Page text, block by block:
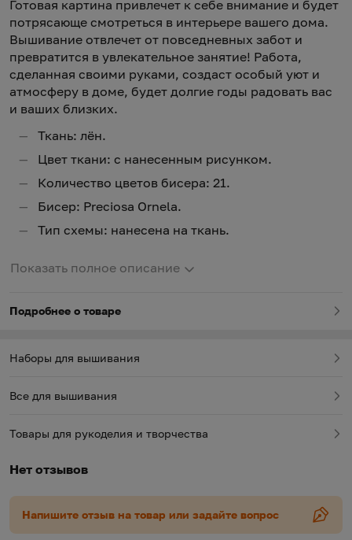
Готовая картина привлечет к себе внимание и будет
потрясающе смотреться в интерьере вашего дома.
Вышивание отвлечет от повседневных забот и
превратится в увлекательное занятие! Работа,
сделанная своими руками, создаст особый уют и
атмосферу в доме, будет долгие годы радовать вас
и ваших близких.
Ткань: лён.
Цвет ткани: с нанесенным рисунком.
Количество цветов бисера: 21.
Бисер: Preciosa Ornela.
Тип схемы: нанесена на ткань.
Показать полное описание
Подробнее о товаре
Наборы для вышивания
Все для вышивания
Товары для рукоделия и творчества
Нет отзывов
Напишите отзыв на товар или задайте вопрос